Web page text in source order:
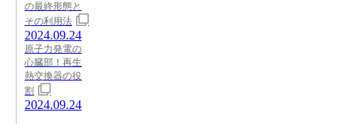
の最終形態と
その利用法
2024.09.24
原子力発電の
心臓部！再生
熱交換器の役
割
2024.09.24